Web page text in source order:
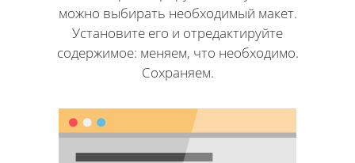
можно выбирать необходимый макет.
Установите его и отредактируйте
содержимое: меняем, что необходимо.
Сохраняем.